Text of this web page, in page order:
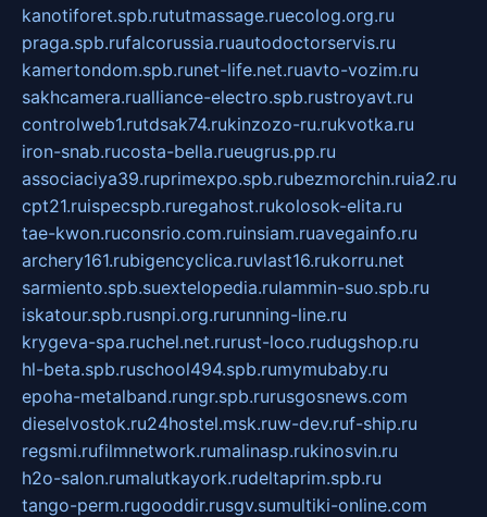
kanotiforet.spb.rututmassage.ruecolog.org.ru
praga.spb.rufalcorussia.ruautodoctorservis.ru
kamertondom.spb.runet-life.net.ruavto-vozim.ru
sakhcamera.rualliance-electro.spb.rustroyavt.ru
controlweb1.rutdsak74.rukinzozo-ru.rukvotka.ru
iron-snab.rucosta-bella.rueugrus.pp.ru
associaciya39.ruprimexpo.spb.rubezmorchin.ruia2.ru
cpt21.ruispecspb.ruregahost.rukolosok-elita.ru
tae-kwon.ruconsrio.com.ruinsiam.ruavegainfo.ru
archery161.rubigencyclica.ruvlast16.rukorru.net
sarmiento.spb.suextelopedia.rulammin-suo.spb.ru
iskatour.spb.rusnpi.org.rurunning-line.ru
krygeva-spa.ruchel.net.rurust-loco.rudugshop.ru
hl-beta.spb.ruschool494.spb.rumymubaby.ru
epoha-metalband.rungr.spb.rurusgosnews.com
dieselvostok.ru24hostel.msk.ruw-dev.ruf-ship.ru
regsmi.rufilmnetwork.rumalinasp.rukinosvin.ru
h2o-salon.rumalutkayork.rudeltaprim.spb.ru
tango-perm.rugooddir.rusgv.sumultiki-online.com